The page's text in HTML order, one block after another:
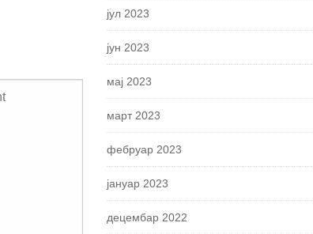
јул 2023
јун 2023
мај 2023
март 2023
фебруар 2023
јануар 2023
децембар 2022